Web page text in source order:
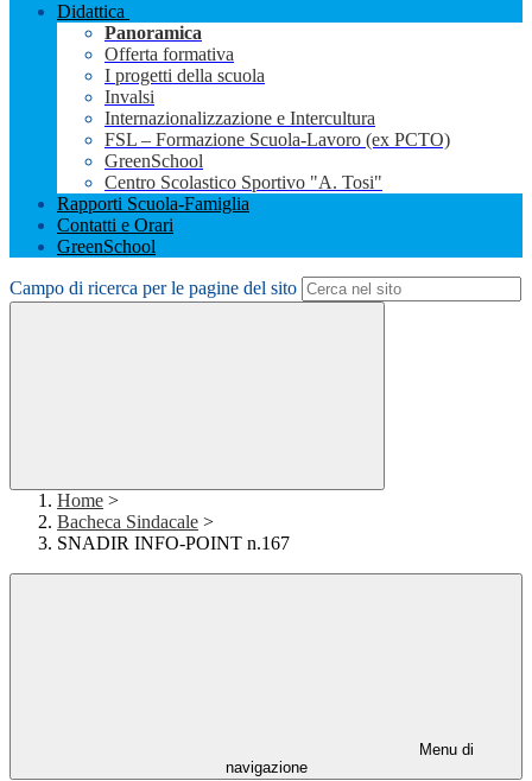
Didattica
Panoramica
Offerta formativa
I progetti della scuola
Invalsi
Internazionalizzazione e Intercultura
FSL – Formazione Scuola-Lavoro (ex PCTO)
GreenSchool
Centro Scolastico Sportivo "A. Tosi"
Rapporti Scuola-Famiglia
Contatti e Orari
GreenSchool
Campo di ricerca per le pagine del sito
Home >
Bacheca Sindacale >
SNADIR INFO-POINT n.167
Menu di
navigazione